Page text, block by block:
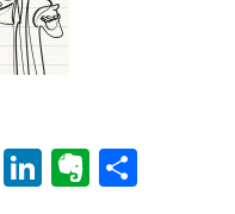
Pinterest
LinkedIn